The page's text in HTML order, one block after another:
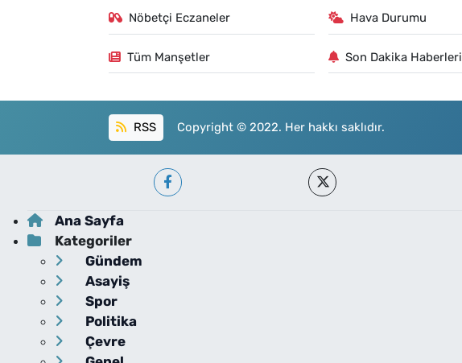
Nöbetçi Eczaneler Hava Durumu
Tüm Manşetler Son Dakika Haberleri
RSS Copyright © 2022. Her hakkı saklıdır.
Ana Sayfa
Kategoriler
Gündem
Asayiş
Spor
Politika
Çevre